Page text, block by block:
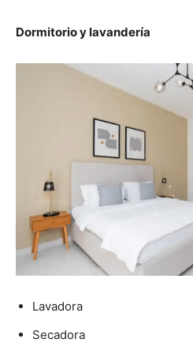
Dormitorio y lavandería
Lavadora
Secadora